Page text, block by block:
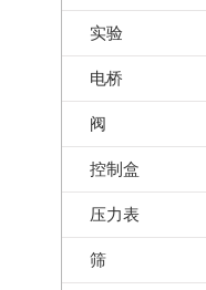
实验
电桥
阀
控制盒
压力表
筛